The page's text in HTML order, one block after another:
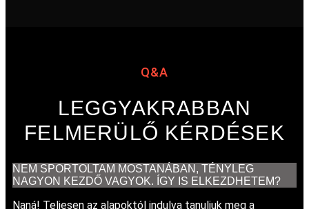
Q&A
LEGGYAKRABBAN
FELMERÜLŐ KÉRDÉSEK
NEM SPORTOLTAM MOSTANÁBAN, TÉNYLEG
NAGYON KEZDŐ VAGYOK. ÍGY IS ELKEZDHETEM?
Naná! Teljesen az alapoktól indulva tanuljuk meg a